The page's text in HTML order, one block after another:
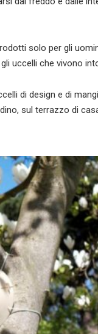
solo per gli
uccelli che vivono
di design e di
sul terrazzo di